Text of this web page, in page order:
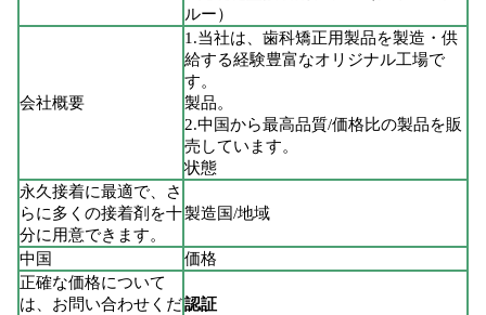
ルー）
会社概要
1.当社は、歯科矯正用製品を製造・供
給する経験豊富なオリジナル工場で
す。
製品。
2.中国から最高品質/価格比の製品を販
売しています。
状態
永久接着に最適で、さ
らに多くの接着剤を十
分に用意できます。
製造国/地域
中国
価格
正確な価格について
は、お問い合わせくだ認証